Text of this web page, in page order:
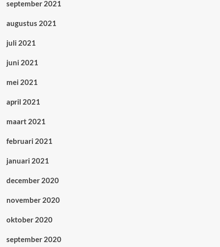
september 2021
augustus 2021
juli 2021
juni 2021
mei 2021
april 2021
maart 2021
februari 2021
januari 2021
december 2020
november 2020
oktober 2020
september 2020